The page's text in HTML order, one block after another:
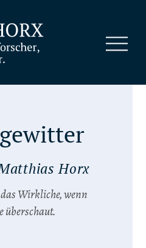
Horx
Wirkliche, wenn
überschaut.